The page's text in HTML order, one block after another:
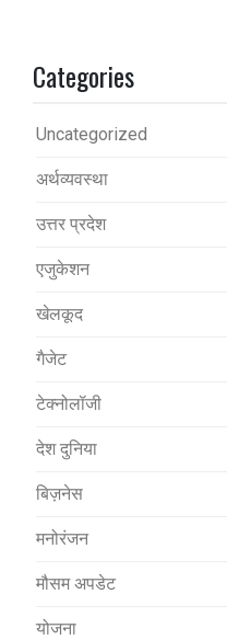
Categories
Uncategorized
अर्थव्यवस्था
उत्तर प्रदेश
एजुकेशन
खेलकूद
गैजेट
टेक्नोलॉजी
देश दुनिया
बिज़नेस
मनोरंजन
मौसम अपडेट
योजना